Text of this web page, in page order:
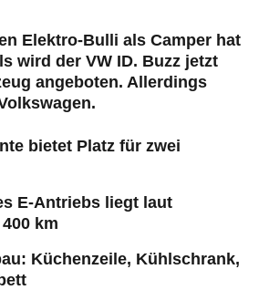
Elektro-Bulli als Camper hat
wird der VW ID. Buzz jetzt
angeboten. Allerdings
bietet Platz für zwei
E-Antriebs liegt laut
km
Küchenzeile, Kühlschrank,